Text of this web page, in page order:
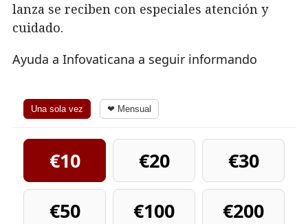
lanza se reciben con especiales atención y
cuidado.
Ayuda a Infovaticana a seguir informando
Una sola vez ❤ Mensual
€10 €20
€30
€50
€100 €200